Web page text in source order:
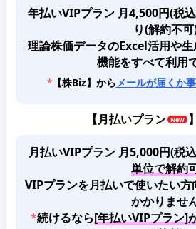
年払いVIPプラン 月4,500円(税
り(解約不可)
理論株価データのExcel活用や
機能をすべて利用
*【株Biz】からメールが届くか
【月払いプラン
月払いVIPプラン 月5,000円(税
単位で解約
VIPプランを月払いで使いたい
かかりませ
*続けるなら[年払いVIPプラン]